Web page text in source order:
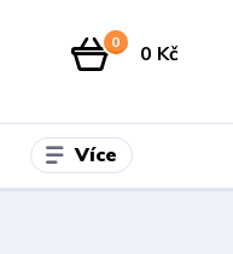
0 0 Kč
Více